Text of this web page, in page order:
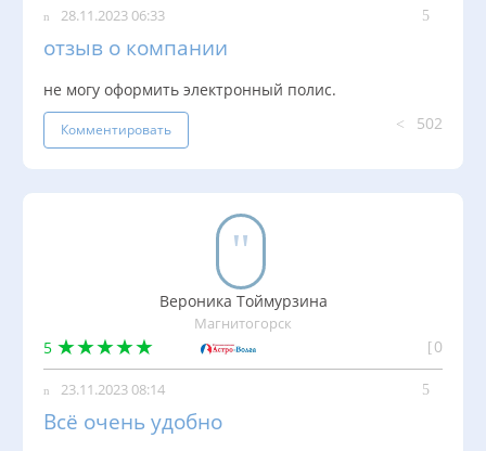
28.11.2023 06:33
отзыв о компании
не могу оформить электронный полис.
Комментировать 502
Вероника Тоймурзина
Магнитогорск
5 0
23.11.2023 08:14
Всё очень удобно